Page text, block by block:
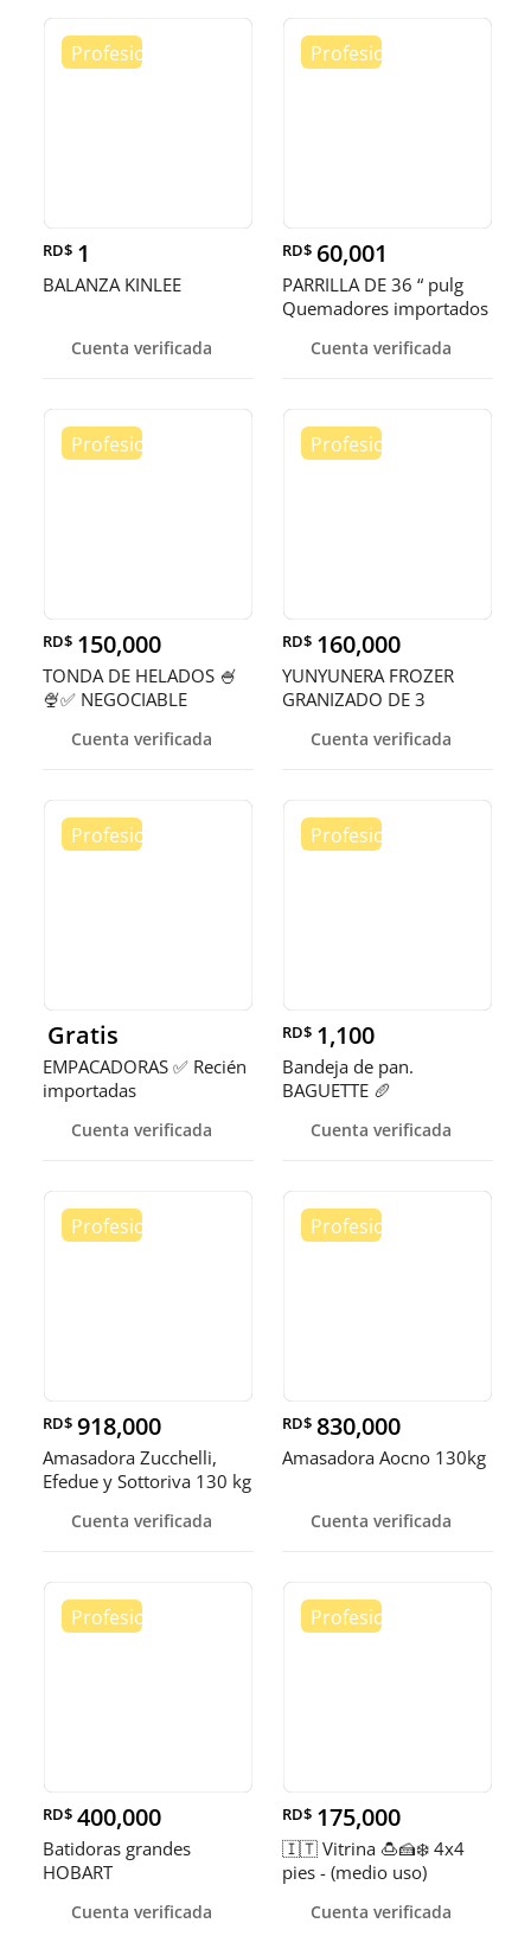
RD$ 1
BALANZA KINLEE
Cuenta verificada
RD$ 60,001
PARRILLA DE 36 “ pulg
Quemadores importados
Cuenta verificada
RD$ 150,000
TONDA DE HELADOS 🍧
🍨✅ NEGOCIABLE
Cuenta verificada
RD$ 160,000
YUNYUNERA FROZER
GRANIZADO DE 3
Cuenta verificada
Gratis
EMPACADORAS ✅ Recién
importadas
Cuenta verificada
RD$ 1,100
Bandeja de pan.
BAGUETTE 🥖
Cuenta verificada
RD$ 918,000
Amasadora Zucchelli,
Efedue y Sottoriva 130 kg
Cuenta verificada
RD$ 830,000
Amasadora Aocno 130kg
Cuenta verificada
RD$ 400,000
Batidoras grandes
HOBART
Cuenta verificada
RD$ 175,000
🇮🇹 Vitrina 🍮🍰❄️ 4x4
pies - (medio uso)
Cuenta verificada